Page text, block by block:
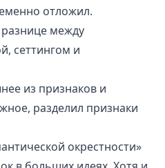
отложил.
разнице между
сеттингом и
из признаков и
разделил признаки
окрестности»